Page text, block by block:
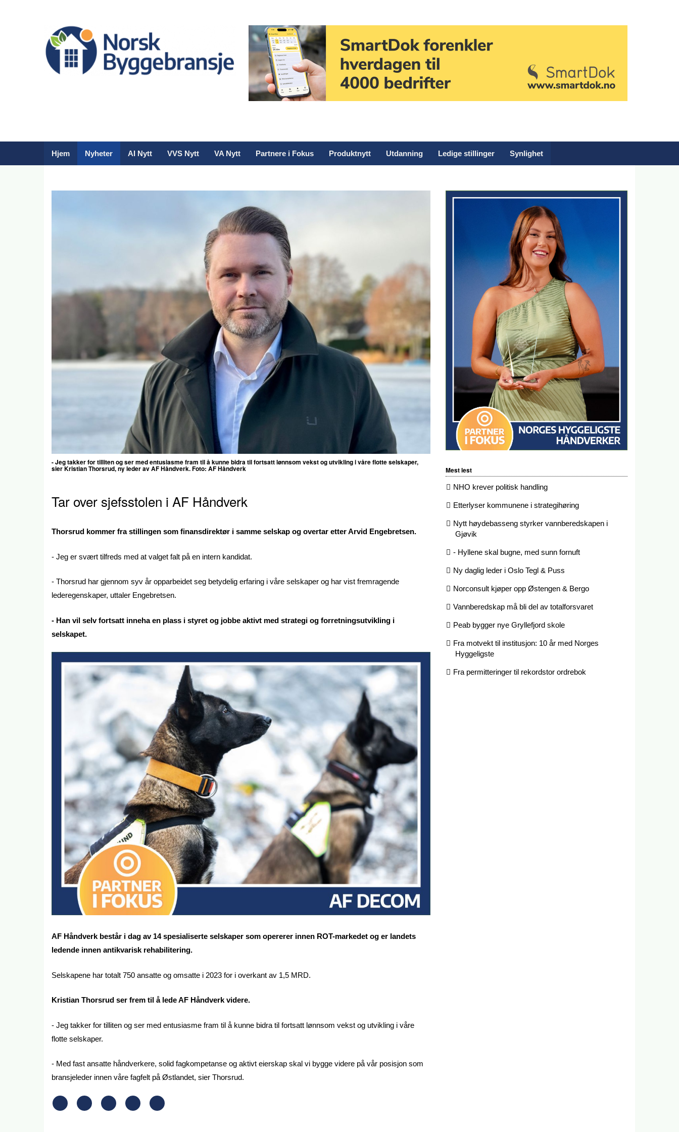
Hjem Nyheter AI Nytt VVS Nytt VA Nytt Partnere i Fokus Produktnytt Utdanning Ledige stillinger Synlighet
- Jeg takker for tilliten og ser med entusiasme fram til å kunne bidra til fortsatt lønnsom vekst og utvikling i våre flotte selskaper,
sierKristian Thorsrud, ny leder av AF Håndverk. Foto: AF Håndverk
Tar over sjefsstolen i AF Håndverk
Thorsrud kommer fra stillingen som finansdirektør i samme selskap og overtar etter Arvid Engebretsen.
- Jeg er svært tilfreds med at valget falt på en intern kandidat.
- Thorsrud har gjennom syv år opparbeidet seg betydelig erfaring i våre selskaper og har vist fremragende
lederegenskaper, uttaler Engebretsen.
- Han vil selv fortsatt inneha en plass i styret og jobbe aktivt med strategi og forretningsutvikling i
selskapet.
AF Håndverk består i dag av 14 spesialiserte selskaper som opererer innen ROT-markedet og er landets
ledende innen antikvarisk rehabilitering.
Selskapene har totalt 750 ansatte og omsatte i 2023 for i overkant av 1,5 MRD.
Kristian Thorsrud ser frem til å lede AF Håndverk videre.
- Jeg takker for tilliten og ser med entusiasme fram til å kunne bidra til fortsatt lønnsom vekst og utvikling i våre
flotte selskaper.
- Med fast ansatte håndverkere, solid fagkompetanse og aktivt eierskap skal vi bygge videre på vår posisjon som
bransjeleder innen våre fagfelt på Østlandet, sier Thorsrud.
Mest lest
NHO krever politisk handling
Etterlyser kommunene i strategihøring
Nytt høydebasseng styrker vannberedskapen i
Gjøvik
- Hyllene skal bugne, med sunn fornuft
Ny daglig leder i Oslo Tegl & Puss
Norconsult kjøper opp Østengen & Bergo
Vannberedskap må bli del av totalforsvaret
Peab bygger nye Gryllefjord skole
Fra motvekt til institusjon: 10 år med Norges
Hyggeligste
Fra permitteringer til rekordstor ordrebok